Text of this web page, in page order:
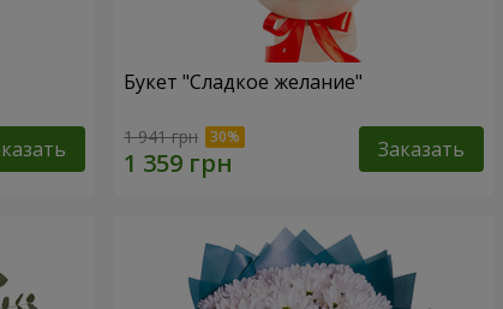
Букет "Сладкое желание"
1 941 грн Заказать